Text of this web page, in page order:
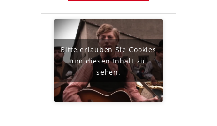
Bitte erlauben Sie Cookies
um diesen Inhalt zu
sehen.